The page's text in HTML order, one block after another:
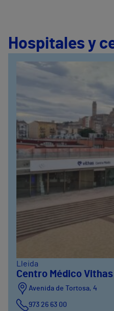
Hospitales y
Lleida
Centro Médico
Avenida de Tortosa, 4
973 26 63 00